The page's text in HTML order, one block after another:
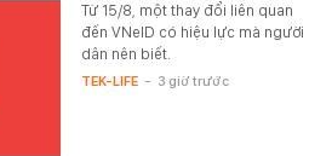
Từ 15/8, một thay đổi liên quan
đến VNeID có hiệu lực mà người
dân nên biết.
TEK-LIFE - 3 giờ trước